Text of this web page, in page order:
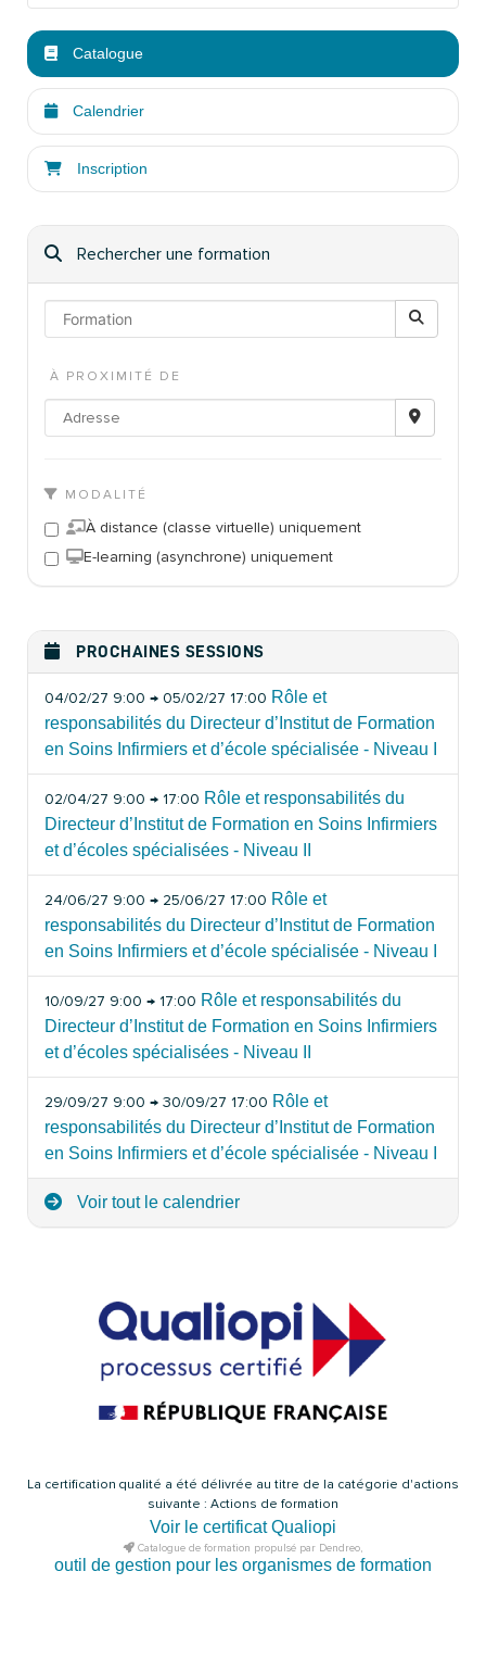
Catalogue
Calendrier
Inscription
Rechercher une formation
À PROXIMITÉ DE
MODALITÉ
À distance (classe virtuelle) uniquement
E-learning (asynchrone) uniquement
PROCHAINES SESSIONS
04/02/27 9:00 → 05/02/27 17:00 Rôle et
responsabilités du Directeur d’Institut de Formation
en Soins Infirmiers et d’école spécialisée - Niveau I
02/04/27 9:00 → 17:00 Rôle et responsabilités du
Directeur d’Institut de Formation en Soins Infirmiers
et d’écoles spécialisées - Niveau II
24/06/27 9:00 → 25/06/27 17:00 Rôle et
responsabilités du Directeur d’Institut de Formation
en Soins Infirmiers et d’école spécialisée - Niveau I
10/09/27 9:00 → 17:00 Rôle et responsabilités du
Directeur d’Institut de Formation en Soins Infirmiers
et d’écoles spécialisées - Niveau II
29/09/27 9:00 → 30/09/27 17:00 Rôle et
responsabilités du Directeur d’Institut de Formation
en Soins Infirmiers et d’école spécialisée - Niveau I
Voir tout le calendrier
La certification qualité a été délivrée au titre de la catégorie d'actions
suivante : Actions de formation
Voir le certificat Qualiopi
Catalogue de formation propulsé par Dendreo,
outil de gestion pour les organismes de formation